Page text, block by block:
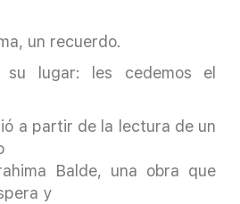
un recuerdo.
su lugar: les cedemos el
a partir de la lectura de un
Balde, una obra que
y